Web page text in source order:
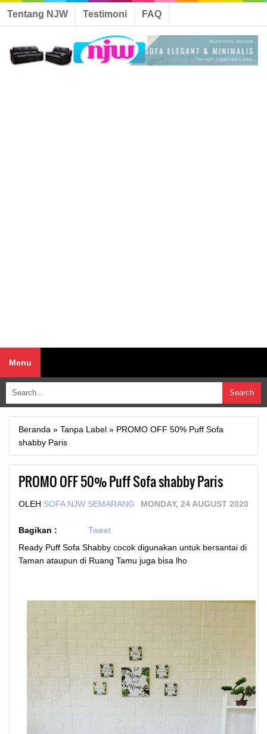
Tentang NJW Testimoni FAQ
Menu
Beranda » Tanpa Label » PROMO OFF 50% Puff Sofa
shabby Paris
PROMO OFF 50% Puff Sofa shabby Paris
OLEH SOFA NJW SEMARANG MONDAY, 24 AUGUST 2020
Bagikan :
Tweet
Ready Puff Sofa Shabby cocok digunakan untuk bersantai di
Taman ataupun di Ruang Tamu juga bisa lho